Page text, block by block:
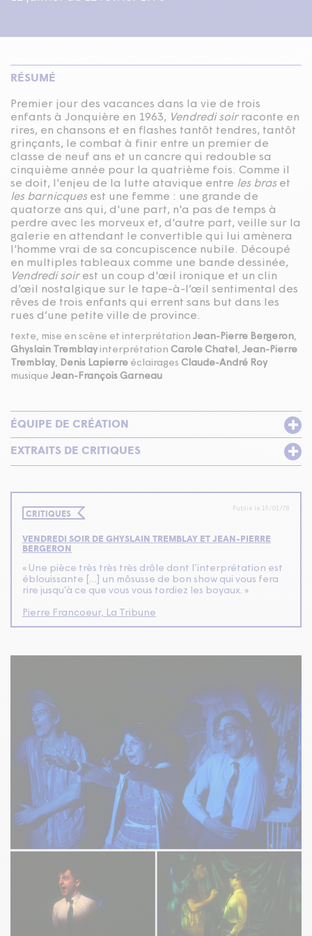
RÉSUMÉ
Premier jour des vacances dans la vie de trois
enfants à Jonquière en 1963, Vendredi soirraconte en
rires, en chansons et en flashes tantôt tendres, tantôt
grinçants, le combat à finir entre un premier de
classe de neuf ans et un cancre qui redouble sa
cinquième année pour la quatrième fois. Comme il
se doit, l'enjeu de la lutte atavique entre les bras et
les barnicques est une femme : une grande de
quatorze ans qui, d'une part, n'a pas de temps à
perdre avec les morveux et, d'autre part, veille sur la
galerie en attendant le convertible qui lui amènera
l'homme vrai de sa concupiscence nubile. Découpé
en multiples tableaux comme une bande dessinée,
Vendredi soirest un coup d'œil ironique et un clin
d’œil nostalgique sur le tape-à-l’œil sentimental des
rêves de trois enfants qui errent sans but dans les
rues d’une petite ville de province.
texte, mise en scène et interprétation Jean-Pierre Bergeron,
Ghyslain Tremblay interprétation Carole Chatel , Jean-Pierre
Tremblay, Denis Lapierre éclairages Claude-André Roy
musique Jean-François Garneau
ÉQUIPE DE CRÉATION
EXTRAITS DE CRITIQUES
CRITIQUES Publié le 19/01/78
VENDREDI SOIR DE GHYSLAIN TREMBLAY ET JEAN-PIERRE
BERGERON
« Une pièce très très très drôle dont l’interprétation est
éblouissante […] un môsusse de bon show qui vous fera
rire jusqu’à ce que vous vous tordiez les boyaux. »
Pierre Francoeur, La Tribune